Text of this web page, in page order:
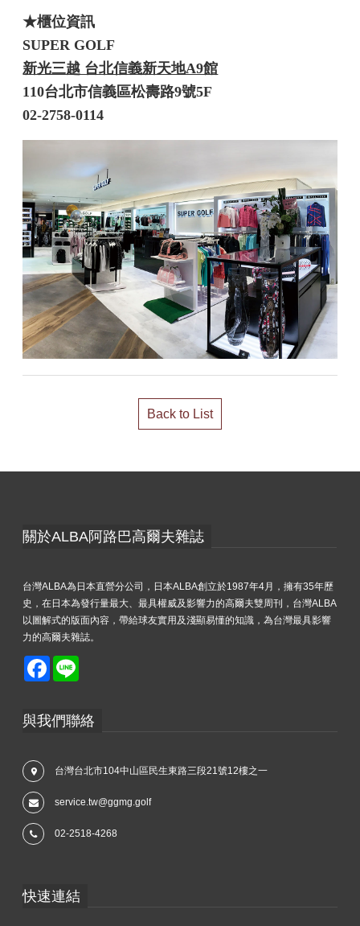
★櫃位資訊
SUPER GOLF
新光三越 台北信義新天地A9館
110台北市信義區松壽路9號5F
02-2758-0114
Back to List
關於ALBA阿路巴高爾夫雜誌
台灣ALBA為日本直營分公司，日本ALBA創立於1987年4月，擁有35年歷
史，在日本為發行量最大、最具權威及影響力的高爾夫雙周刊，台灣ALBA
以圖解式的版面內容，帶給球友實用及淺顯易懂的知識，為台灣最具影響
力的高爾夫雜誌。
Facebook
與我們聯絡
台灣台北市104中山區民生東路三段21號12樓之一
service.tw@ggmg.golf
02-2518-4268
快速連結